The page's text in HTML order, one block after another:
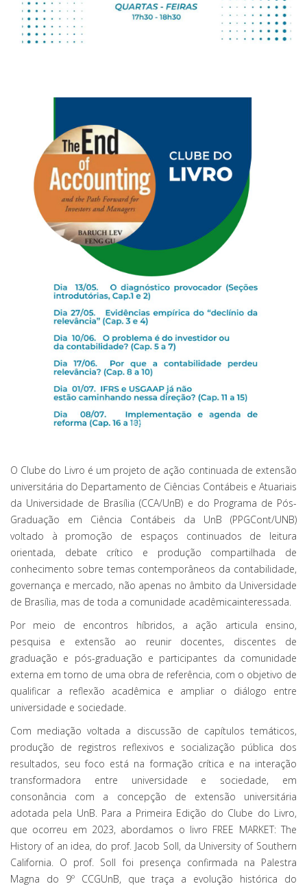
O Clube do Livro é um projeto de ação continuada de extensão
universitária do Departamento de Ciências Contábeis e Atuariais
da Universidade de Brasília (CCA/UnB) e do Programa de Pós-
Graduação em Ciência Contábeis da UnB (PPGCont/UNB)
voltado à promoção de espaços continuados de leitura
orientada, debate crítico e produção compartilhada de
conhecimento sobre temas contemporâneos da contabilidade,
governança e mercado, não apenas no âmbito da Universidade
de Brasília, mas de toda a comunidade acadêmicainteressada.
Por meio de encontros híbridos, a ação articula ensino,
pesquisa e extensão ao reunir docentes, discentes de
graduação e pós-graduação e participantes da comunidade
externa em torno de uma obra de referência, com o objetivo de
qualificar a reflexão acadêmica e ampliar o diálogo entre
universidade e sociedade.
Com mediação voltada a discussão de capítulos temáticos,
produção de registros reflexivos e socialização pública dos
resultados, seu foco está na formação crítica e na interação
transformadora entre universidade e sociedade, em
consonância com a concepção de extensão universitária
adotada pela UnB. Para a Primeira Edição do Clube do Livro,
que ocorreu em 2023, abordamos o livro FREE MARKET: The
History of an idea, do prof. Jacob Soll, da University of Southern
California. O prof. Soll foi presença confirmada na Palestra
Magna do 9º CCGUnB, que traça a evolução histórica do